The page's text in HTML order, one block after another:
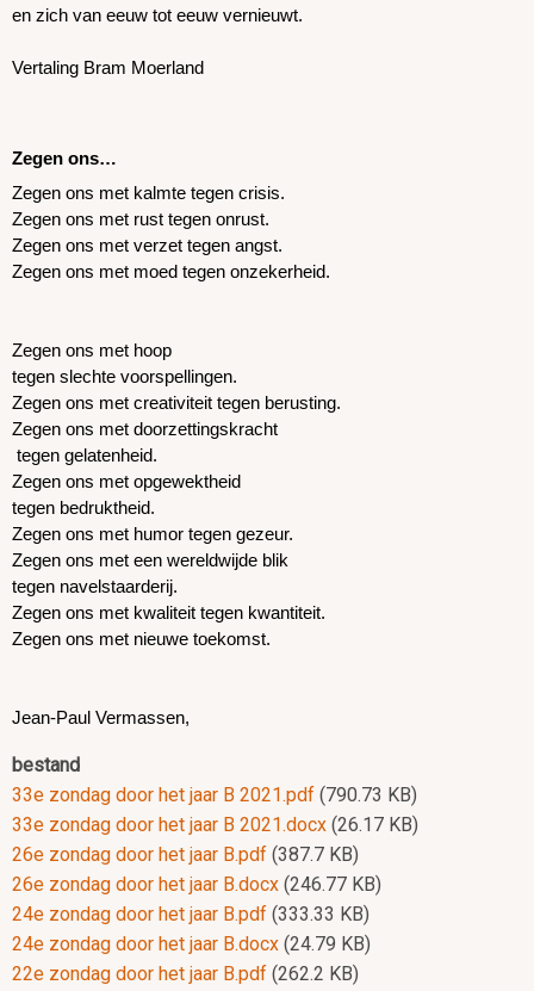
en zich van eeuw tot eeuw vernieuwt.
Vertaling Bram Moerland
Zegen ons…
Zegen ons met kalmte tegen crisis.
Zegen ons met rust tegen onrust.
Zegen ons met verzet tegen angst.
Zegen ons met moed tegen onzekerheid.
Zegen ons met hoop
tegen slechte voorspellingen.
Zegen ons met creativiteit tegen berusting.
Zegen ons met doorzettingskracht
tegen gelatenheid.
Zegen ons met opgewektheid
tegen bedruktheid.
Zegen ons met humor tegen gezeur.
Zegen ons met een wereldwijde blik
tegen navelstaarderij.
Zegen ons met kwaliteit tegen kwantiteit.
Zegen ons met nieuwe toekomst.
Jean-Paul Vermassen,
bestand
33e zondag door het jaar B 2021.pdf (790.73 KB)
33e zondag door het jaar B 2021.docx (26.17 KB)
26e zondag door het jaar B.pdf (387.7 KB)
26e zondag door het jaar B.docx (246.77 KB)
24e zondag door het jaar B.pdf (333.33 KB)
24e zondag door het jaar B.docx (24.79 KB)
22e zondag door het jaar B.pdf (262.2 KB)